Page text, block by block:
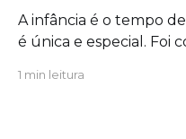
A infância é o tempo
é única e especial. Foi
convida crianças,
1 min leitura